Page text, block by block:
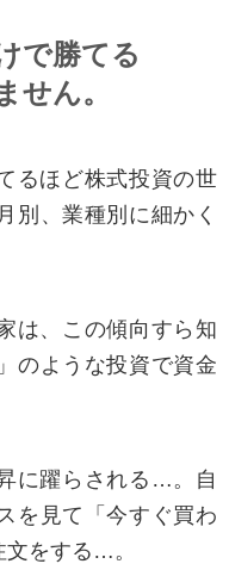
に制限が発生した
。
ザーの Cookie を自
三者配信事業者に
れる広告配信によ
し、広告を配信して
メニューをご覧にな
設定・削除を行う
トアウトすること
で勝てる
せん。
るほど株式投資の世
別、業種別に細かく
は、この傾向すら知
のような投資で資金
に躍らされる…。自
を見て「今すぐ買わ
をする…。